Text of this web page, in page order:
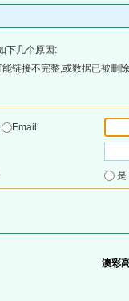
下几个原因:
链接不完整,或数据已被删
Email
澳彩